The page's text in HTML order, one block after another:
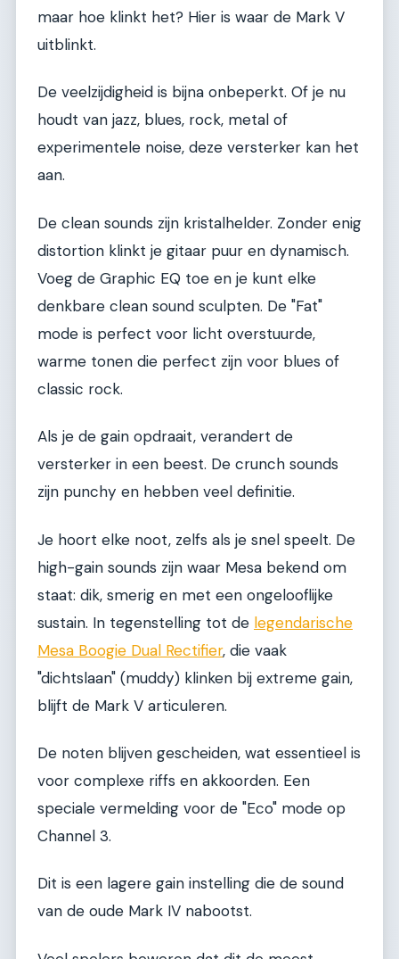
maar hoe klinkt het? Hier is waar de Mark V
uitblinkt.
De veelzijdigheid is bijna onbeperkt. Of je nu
houdt van jazz, blues, rock, metal of
experimentele noise, deze versterker kan het
aan.
De clean sounds zijn kristalhelder. Zonder enig
distortion klinkt je gitaar puur en dynamisch.
Voeg de Graphic EQ toe en je kunt elke
denkbare clean sound sculpten. De "Fat"
mode is perfect voor licht overstuurde,
warme tonen die perfect zijn voor blues of
classic rock.
Als je de gain opdraait, verandert de
versterker in een beest. De crunch sounds
zijn punchy en hebben veel definitie.
Je hoort elke noot, zelfs als je snel speelt. De
high-gain sounds zijn waar Mesa bekend om
staat: dik, smerig en met een ongelooflijke
sustain. In tegenstelling tot de legendarische
Mesa Boogie Dual Rectifier, die vaak
"dichtslaan" (muddy) klinken bij extreme gain,
blijft de Mark V articuleren.
De noten blijven gescheiden, wat essentieel is
voor complexe riffs en akkoorden. Een
speciale vermelding voor de "Eco" mode op
Channel 3.
Dit is een lagere gain instelling die de sound
van de oude Mark IV nabootst.